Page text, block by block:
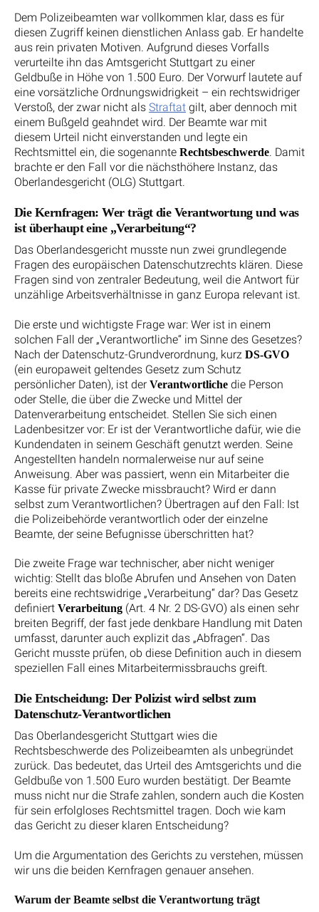
Dem Polizeibeamten war vollkommen klar, dass es für
diesen Zugriff keinen dienstlichen Anlass gab. Er handelte
aus rein privaten Motiven. Aufgrund dieses Vorfalls
verurteilte ihn das Amtsgericht Stuttgart zu einer
Geldbuße in Höhe von 1.500 Euro. Der Vorwurf lautete auf
eine vorsätzliche Ordnungswidrigkeit – ein rechtswidriger
Verstoß, der zwar nicht als Straftat gilt, aber dennoch mit
einem Bußgeld geahndet wird. Der Beamte war mit
diesem Urteil nicht einverstanden und legte ein
Rechtsmittel ein, die sogenannte Rechtsbeschwerde. Damit
brachte er den Fall vor die nächsthöhere Instanz, das
Oberlandesgericht (OLG) Stuttgart.
Die Kernfragen: Wer trägt die Verantwortung und was
ist überhaupt eine „Verarbeitung“?
Das Oberlandesgericht musste nun zwei grundlegende
Fragen des europäischen Datenschutzrechts klären. Diese
Fragen sind von zentraler Bedeutung, weil die Antwort für
unzählige Arbeitsverhältnisse in ganz Europa relevant ist.
Die erste und wichtigste Frage war: Wer ist in einem
solchen Fall der „Verantwortliche“ im Sinne des Gesetzes?
Nach der Datenschutz-Grundverordnung, kurz DS-GVO
(ein europaweit geltendes Gesetz zum Schutz
persönlicher Daten), ist der Verantwortliche die Person
oder Stelle, die über die Zwecke und Mittel der
Datenverarbeitung entscheidet. Stellen Sie sich einen
Ladenbesitzer vor: Er ist der Verantwortliche dafür, wie die
Kundendaten in seinem Geschäft genutzt werden. Seine
Angestellten handeln normalerweise nur auf seine
Anweisung. Aber was passiert, wenn ein Mitarbeiter die
Kasse für private Zwecke missbraucht? Wird er dann
selbst zum Verantwortlichen? Übertragen auf den Fall: Ist
die Polizeibehörde verantwortlich oder der einzelne
Beamte, der seine Befugnisse überschritten hat?
Die zweite Frage war technischer, aber nicht weniger
wichtig: Stellt das bloße Abrufen und Ansehen von Daten
bereits eine rechtswidrige „Verarbeitung“ dar? Das Gesetz
definiert Verarbeitung (Art. 4 Nr. 2 DS-GVO) als einen sehr
breiten Begriff, der fast jede denkbare Handlung mit Daten
umfasst, darunter auch explizit das „Abfragen“. Das
Gericht musste prüfen, ob diese Definition auch in diesem
speziellen Fall eines Mitarbeitermissbrauchs greift.
Die Entscheidung: Der Polizist wird selbst zum
Datenschutz-Verantwortlichen
Das Oberlandesgericht Stuttgart wies die
Rechtsbeschwerde des Polizeibeamten als unbegründet
zurück. Das bedeutet, das Urteil des Amtsgerichts und die
Geldbuße von 1.500 Euro wurden bestätigt. Der Beamte
muss nicht nur die Strafe zahlen, sondern auch die Kosten
für sein erfolgloses Rechtsmittel tragen. Doch wie kam
das Gericht zu dieser klaren Entscheidung?
Um die Argumentation des Gerichts zu verstehen, müssen
wir uns die beiden Kernfragen genauer ansehen.
Warum der Beamte selbst die Verantwortung trägt